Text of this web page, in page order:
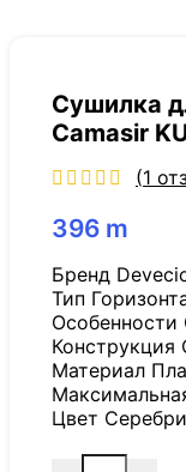
Сушилка
Camasir
(1
396 m
Бренд
Тип
Особенности
Конструкция
Материал
Цвет